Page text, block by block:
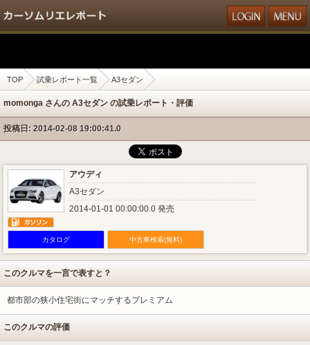
TOP 試乗レポート一覧 A3セダン
momonga さんの A3セダン の試乗レポート・評価
投稿日: 2014-02-08 19:00:41.0
アウディ
A3セダン
2014-01-01 00:00:00.0 発売
カタログ 中古車検索(無料)
このクルマを一言で表すと？
都市部の狭小住宅街にマッチするプレミアム
このクルマの評価